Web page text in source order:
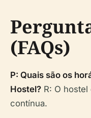
(FAQs)
P: Quais são os
Hostel? R: O
contínua.